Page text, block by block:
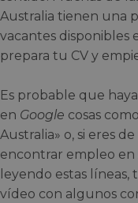
Australia tienen una
vacantes disponibles
prepara tu CV y
Es probable que
en Google cosas
Australia» o, si eres
encontrar empleo en
leyendo estas
vídeo con algunos